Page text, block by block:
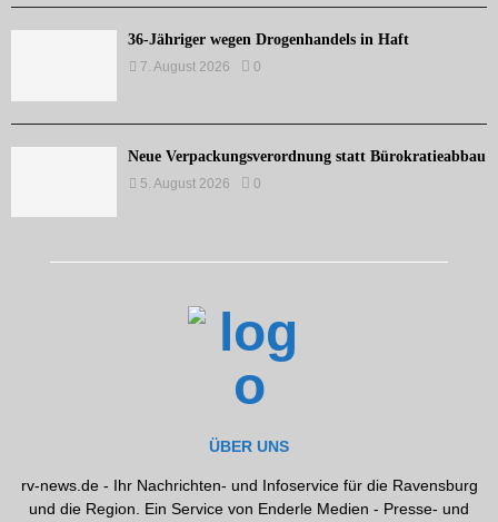
36-Jähriger wegen Drogenhandels in Haft
7. August 2026 0
Neue Verpackungsverordnung statt Bürokratieabbau
5. August 2026 0
ÜBER UNS
rv-news.de - Ihr Nachrichten- und Infoservice für die Ravensburg
und die Region. Ein Service von Enderle Medien - Presse- und